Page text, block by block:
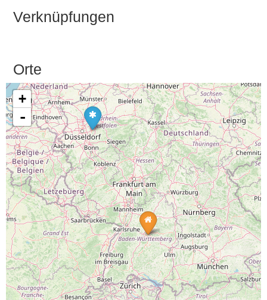
Verknüpfungen
Orte
+
-